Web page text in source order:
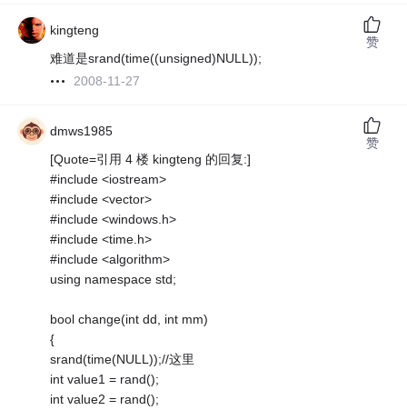
kingteng
难道是srand(time((unsigned)NULL));
2008-11-27
赞
dmws1985
[Quote=引用 4 楼 kingteng 的回复:]
#include <iostream>
#include <vector>
#include <windows.h>
#include <time.h>
#include <algorithm>
using namespace std;
bool change(int dd, int mm)
{
srand(time(NULL));//这里
int value1 = rand();
int value2 = rand();
赞